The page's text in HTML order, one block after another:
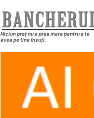
Niciun preț nu e prea mare pentru a te
avea pe tine însuți.